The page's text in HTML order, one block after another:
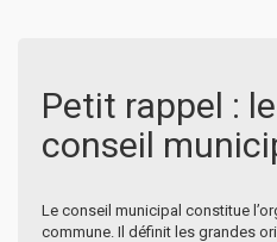
Petit rappel :
conseil
Le conseil municipal constitue
commune. Il définit les grandes